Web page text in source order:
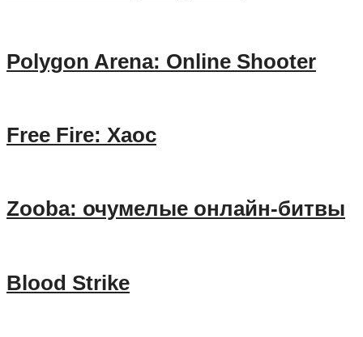
Polygon Arena: Online Shooter
Free Fire: Хаос
Zooba: очумелые онлайн-битвы
Blood Strike